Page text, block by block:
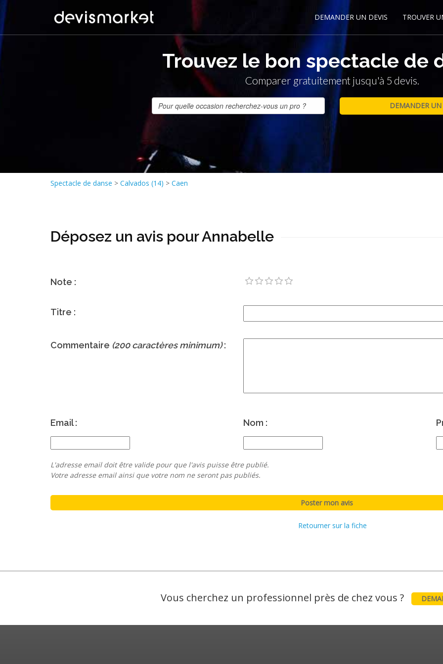
DEMANDER UN DEVIS TROUVER
Trouvez le bon spectacle de
Comparer gratuitement jusqu'à 5 devis.
Spectacle de danse > Calvados (14) > Caen
Déposez un avis pour Annabelle
Note :
Titre :
Commentaire (200 caractères minimum):
Email : Nom :
L'adresse email doit être valide pour que l'avis puisse être publié.
Votre adresse email ainsi que votre nom ne seront pas publiés.
Retourner sur la fiche
Vous cherchez un professionnel près de chez vous ?